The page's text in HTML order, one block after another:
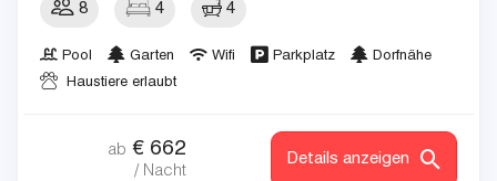
8 4 4
Pool Garten Wifi Parkplatz
Dorfnähe
Haustiere erlaubt
ab € 662
/ Nacht
Details anzeigen